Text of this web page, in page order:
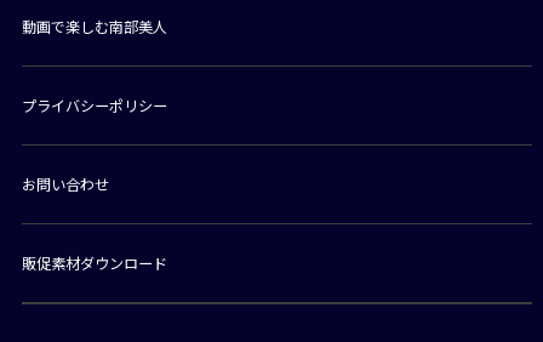
動画で楽しむ南部美人
プライバシーポリシー
お問い合わせ
販促素材ダウンロード